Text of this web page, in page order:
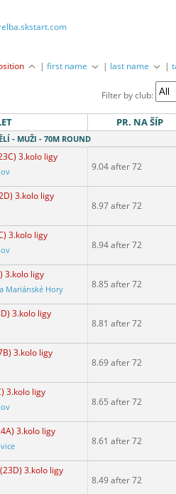
|first name | last name |
Filter by club:
PR. NA ŠÍP
- MUŽI - 70M ROUND
3.kolo ligy
9.04 after 72
3.kolo ligy
8.97 after 72
3.kolo ligy
8.94 after 72
3.kolo ligy
Mariánské Hory 8.85 after 72
3.kolo ligy
8.81 after 72
3.kolo ligy
8.69 after 72
3.kolo ligy
8.65 after 72
3.kolo ligy
8.61 after 72
(23D) 3.kolo ligy
8.49 after 72